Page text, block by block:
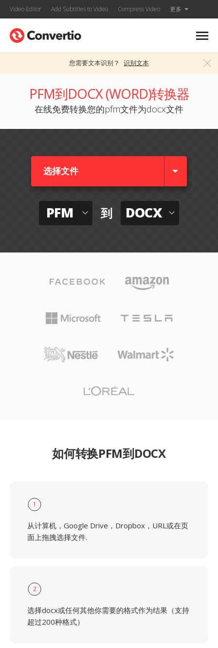
Video Editor Add Subtitles to Video Compress Video 更多
您需要文本识别？ 识别文本
PFM到DOCX (WORD)转换器
在线免费转换您的pfm文件为docx文件
选择文件
PFM 到 DOCX
如何转换PFM到DOCX
1
从计算机，Google Drive，Dropbox，URL或在页
面上拖拽选择文件.
2
选择docx或任何其他你需要的格式作为结果（支持
超过200种格式）